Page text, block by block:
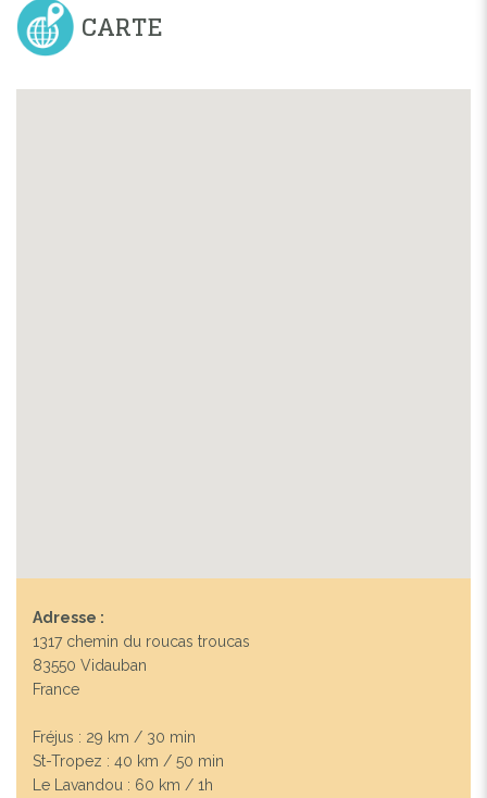
CARTE
Adresse :
1317 chemin du roucas troucas
83550 Vidauban
France
Fréjus : 29 km / 30 min
St-Tropez : 40 km / 50 min
Le Lavandou : 60 km / 1h